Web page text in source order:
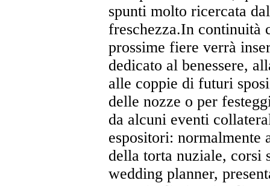
spunti molto ricercata
freschezza.In continuità
prossime fiere verrà
dedicato al benessere,
alle coppie di futuri
delle nozze o per
da alcuni eventi
espositori:
della torta nuziale, corsi
wedding planner,